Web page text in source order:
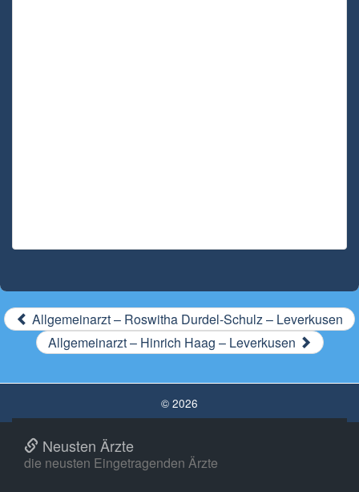
Allgemeinarzt – Roswitha Durdel-Schulz – Leverkusen
Allgemeinarzt – Hinrich Haag – Leverkusen
© 2026
Neusten Ärzte
die neusten Eingetragenden Ärzte